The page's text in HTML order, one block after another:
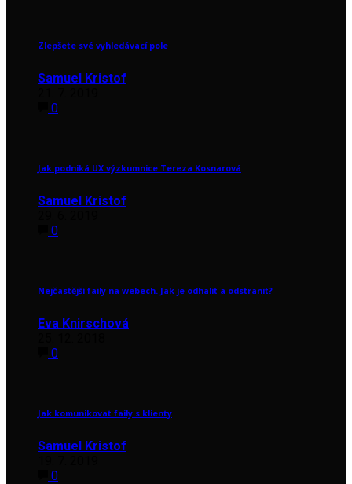
Zlepšete své vyhledávací pole
Samuel Kristof
0
Jak podniká UX výzkumnice Tereza Kosnarová
Samuel Kristof
0
Nejčastější faily na webech. Jak je odhalit a odstranit?
Eva Knirschová
0
Jak komunikovat faily s klienty
Samuel Kristof
0